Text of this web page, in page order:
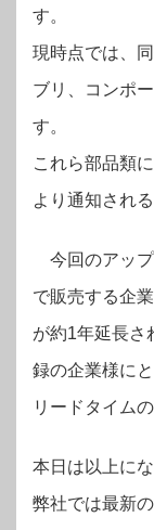
す。
現時点では、
ブリ、コンポ
す。
これら部品類
より通知され
今回のアップ
で販売する企
が約1年延長さ
録の企業様に
リードタイム
本日は以上にな
弊社では最新